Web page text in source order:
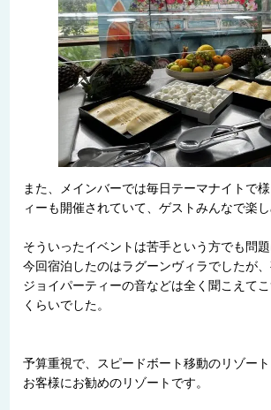
また、メインバーでは毎日テーマナイトで
ィーも開催されていて、ゲストみんなで楽し
そういったイベントは苦手という方でも問題
今回宿泊したのはラグーンヴィラでしたが
ジョイパーティーの音などは全く聞こえて
くらいでした。
予算重視で、スピードボート移動のリゾー
お客様にお勧めのリゾートです。